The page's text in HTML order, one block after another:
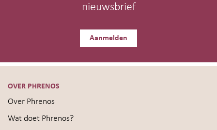
nieuwsbrief
Aanmelden
OVER PHRENOS
Over Phrenos
Wat doet Phrenos?